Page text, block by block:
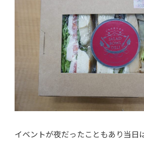
イベントが夜だったこともあり当日